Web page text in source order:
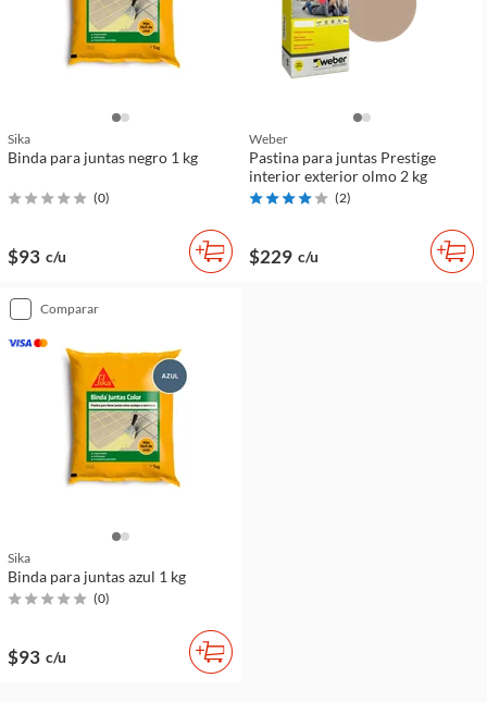
Sika
Binda para juntas negro 1 kg
(0)
$93 c/u
Weber
Pastina para juntas Prestige
interior exterior olmo 2 kg
(2)
$229 c/u
comparar
Sika
Binda para juntas azul 1 kg
(0)
$93 c/u